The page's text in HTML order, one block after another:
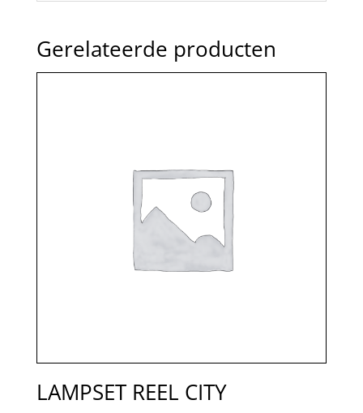
Gerelateerde producten
LAMPSET REEL CITY